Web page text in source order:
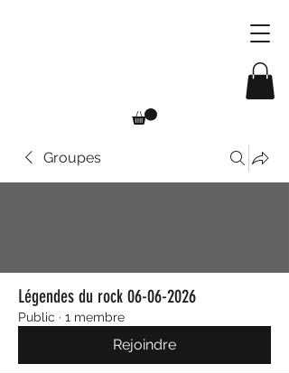
Groupes
Légendes du rock 06-06-2026
Public · 1 membre
Rejoindre